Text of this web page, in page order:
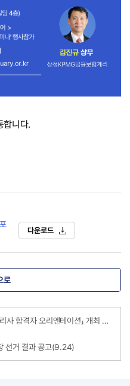
합니다.
다운로드
로
[행사] 「제48회 보험계리사 합격자 오리엔테이션」 개최 안내 (10.23)
선거 결과 공고(9.24)